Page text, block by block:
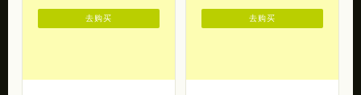
去购买 去购买